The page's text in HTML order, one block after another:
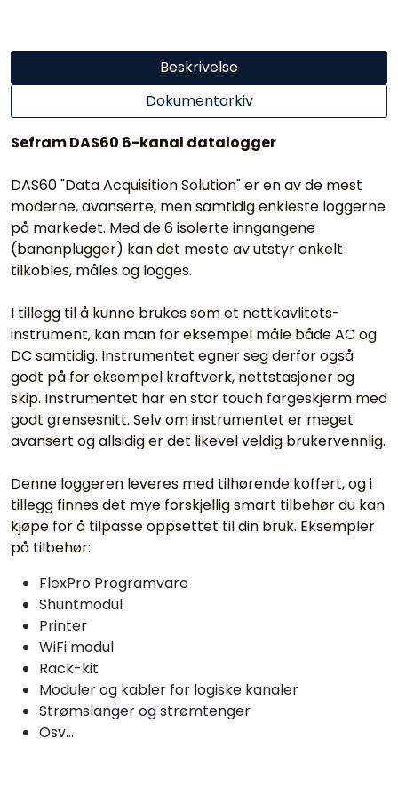
Beskrivelse
Dokumentarkiv
Sefram DAS60 6-kanal datalogger
DAS60 "Data Acquisition Solution" er en av de mest
moderne, avanserte, men samtidig enkleste loggerne
på markedet. Med de 6 isolerte inngangene
(bananplugger) kan det meste av utstyr enkelt
tilkobles, måles og logges.
I tillegg til å kunne brukes som et nettkavlitets-
instrument, kan man for eksempel måle både AC og
DC samtidig. Instrumentet egner seg derfor også
godt på for eksempel kraftverk, nettstasjoner og
skip. Instrumentet har en stor touch fargeskjerm med
godt grensesnitt. Selv om instrumentet er meget
avansert og allsidig er det likevel veldig brukervennlig.
Denne loggeren leveres med tilhørende koffert, og i
tillegg finnes det mye forskjellig smart tilbehør du kan
kjøpe for å tilpasse oppsettet til din bruk. Eksempler
på tilbehør:
FlexPro Programvare
Shuntmodul
Printer
WiFi modul
Rack-kit
Moduler og kabler for logiske kanaler
Strømslanger og strømtenger
Osv...